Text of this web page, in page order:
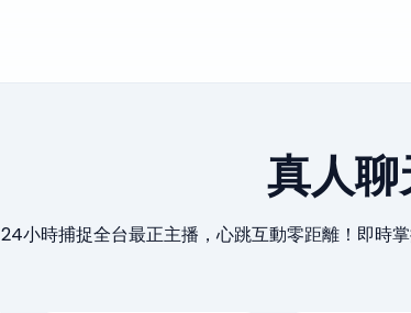
真人
24小時捕捉全台最正主播，心跳互動零距離！即時